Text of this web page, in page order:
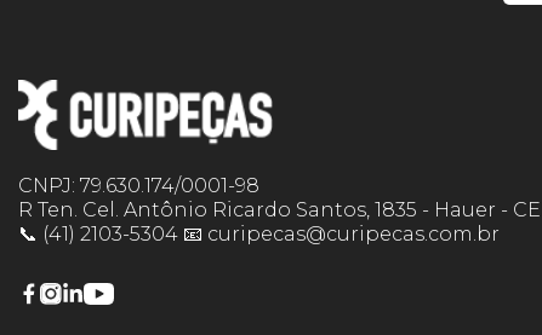
CNPJ: 79.630.174/0001-98
R Ten. Cel. Antônio Ricardo Santos, 1835 - Hauer -
📞 (41) 2103-5304 📧 curipecas@curipecas.com.br